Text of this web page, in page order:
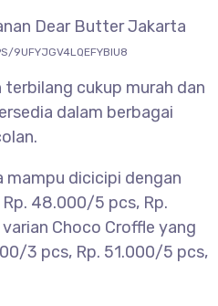
9UFYJGV4LQEFYBIU8
cukup murah dan
dalam berbagai
mampu dicicipi dengan
48.000/5 pcs, Rp.
Choco Croffle yang
3 pcs, Rp. 51.000/5 pcs,